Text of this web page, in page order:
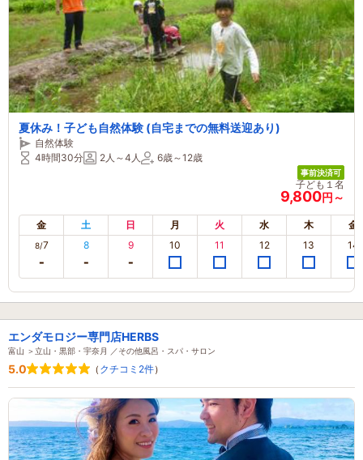
夏休み！子ども自然体験 (自宅までの無料送迎あり)
自然体験
4時間30分
2人～4人 6歳～12歳
事前決済可
子ども１名
9,800円～
金 土 日 月 火 水 木 金
8/7 8 9 10 11 12 13 14
エンダモロジー専門店HERBS
富山 ＞立山・黒部・宇奈月 ／その他風呂・スパ・サロン
5.0 （ クチコミ2件）